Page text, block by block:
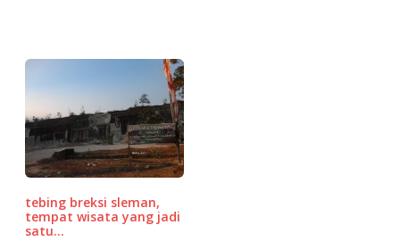
tebing breksi sleman,
tempat wisata yang jadi
satu…